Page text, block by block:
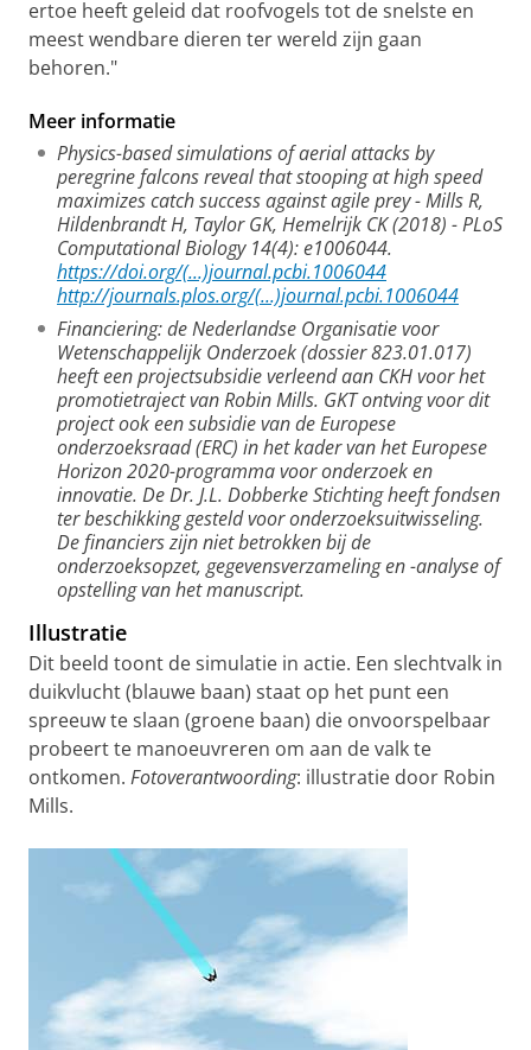
ertoe heeft geleid dat roofvogels tot de snelste en
meest wendbare dieren ter wereld zijn gaan
behoren."
Meer informatie
Physics-based simulations of aerial attacks by
peregrine falcons reveal that stooping at high speed
maximizes catch success against agile prey - Mills R,
Hildenbrandt H, Taylor GK, Hemelrijk CK (2018) - PLoS
Computational Biology 14(4): e1006044.
https://doi.org/(...)journal.pcbi.1006044
http://journals.plos.org/(...)journal.pcbi.1006044
Financiering: de Nederlandse Organisatie voor
Wetenschappelijk Onderzoek (dossier 823.01.017)
heeft een projectsubsidie verleend aan CKH voor het
promotietraject van Robin Mills. GKT ontving voor dit
project ook een subsidie van de Europese
onderzoeksraad (ERC) in het kader van het Europese
Horizon 2020-programma voor onderzoek en
innovatie. De Dr. J.L. Dobberke Stichting heeft fondsen
ter beschikking gesteld voor onderzoeksuitwisseling.
De financiers zijn niet betrokken bij de
onderzoeksopzet, gegevensverzameling en -analyse of
opstelling van het manuscript.
Illustratie
Dit beeld toont de simulatie in actie. Een slechtvalk in
duikvlucht (blauwe baan) staat op het punt een
spreeuw te slaan (groene baan) die onvoorspelbaar
probeert te manoeuvreren om aan de valk te
ontkomen. Fotoverantwoording: illustratie door Robin
Mills.